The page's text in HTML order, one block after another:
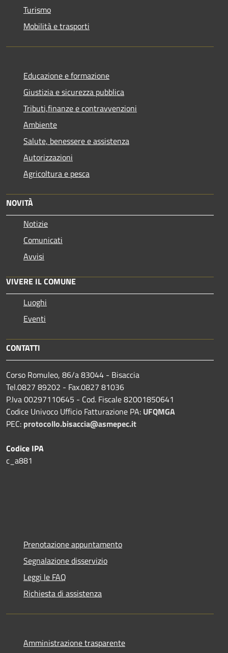
Turismo
Mobilità e trasporti
Educazione e formazione
Giustizia e sicurezza pubblica
Tributi,finanze e contravvenzioni
Ambiente
Salute, benessere e assistenza
Autorizzazioni
Agricoltura e pesca
NOVITÀ
Notizie
Comunicati
Avvisi
VIVERE IL COMUNE
Luoghi
Eventi
CONTATTI
Corso Romuleo, 86/a 83044 - Bisaccia
Tel.0827 89202 - Fax.0827 81036
P.Iva 00297110645 - Cod. Fiscale 82001850641
Codice Univoco Ufficio Fatturazione PA: UFQMGA
PEC: protocollo.bisaccia@asmepec.it
Codice IPA
c_a881
Prenotazione appuntamento
Segnalazione disservizio
Leggi le FAQ
Richiesta di assistenza
Amministrazione trasparente